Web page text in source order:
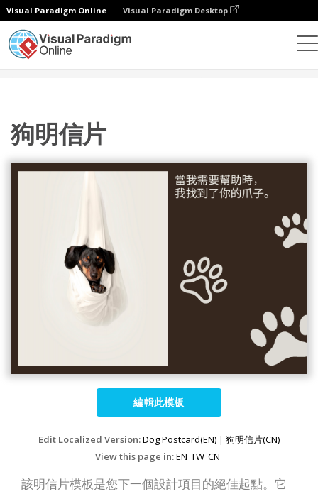
Visual Paradigm Online Visual Paradigm Desktop
狗明信片
編輯此模板
Edit Localized Version:Dog Postcard(EN) | 狗明信片(CN)
View this page in:EN TW CN
該明信片模板是您下一個設計項目的絕佳起點。它